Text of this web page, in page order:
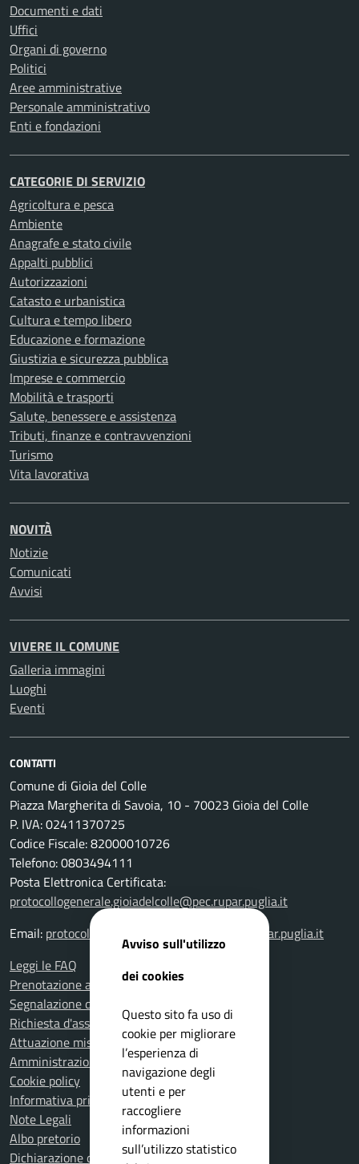
Documenti e dati
Uffici
Organi di governo
Politici
Aree amministrative
Personale amministrativo
Enti e fondazioni
CATEGORIE DI SERVIZIO
Agricoltura e pesca
Ambiente
Anagrafe e stato civile
Appalti pubblici
Autorizzazioni
Catasto e urbanistica
Cultura e tempo libero
Educazione e formazione
Giustizia e sicurezza pubblica
Imprese e commercio
Mobilità e trasporti
Salute, benessere e assistenza
Tributi, finanze e contravvenzioni
Turismo
Vita lavorativa
NOVITÀ
Notizie
Comunicati
Avvisi
VIVERE IL COMUNE
Galleria immagini
Luoghi
Eventi
CONTATTI
Comune di Gioia del Colle
Piazza Margherita di Savoia, 10 - 70023 Gioia del Colle
P. IVA: 02411370725
Codice Fiscale: 82000010726
Telefono: 0803494111
Posta Elettronica Certificata:
protocollogenerale.gioiadelcolle@pec.rupar.puglia.it
Email: protocollogenerale.gioiadelcolle@pec.rupar.puglia.it
Leggi le FAQ
Prenotazione appuntamento
Segnalazione disservizio
Richiesta d'assistenza
Attuazione misure PNRR
Amministrazione trasparente
Cookie policy
Informativa privacy
Note Legali
Albo pretorio
Dichiarazione di accessibilità
Avviso sull'utilizzo
dei cookies
Questo sito fa uso di
cookie per migliorare
l’esperienza di
navigazione degli
utenti e per
raccogliere
informazioni
sull’utilizzo statistico